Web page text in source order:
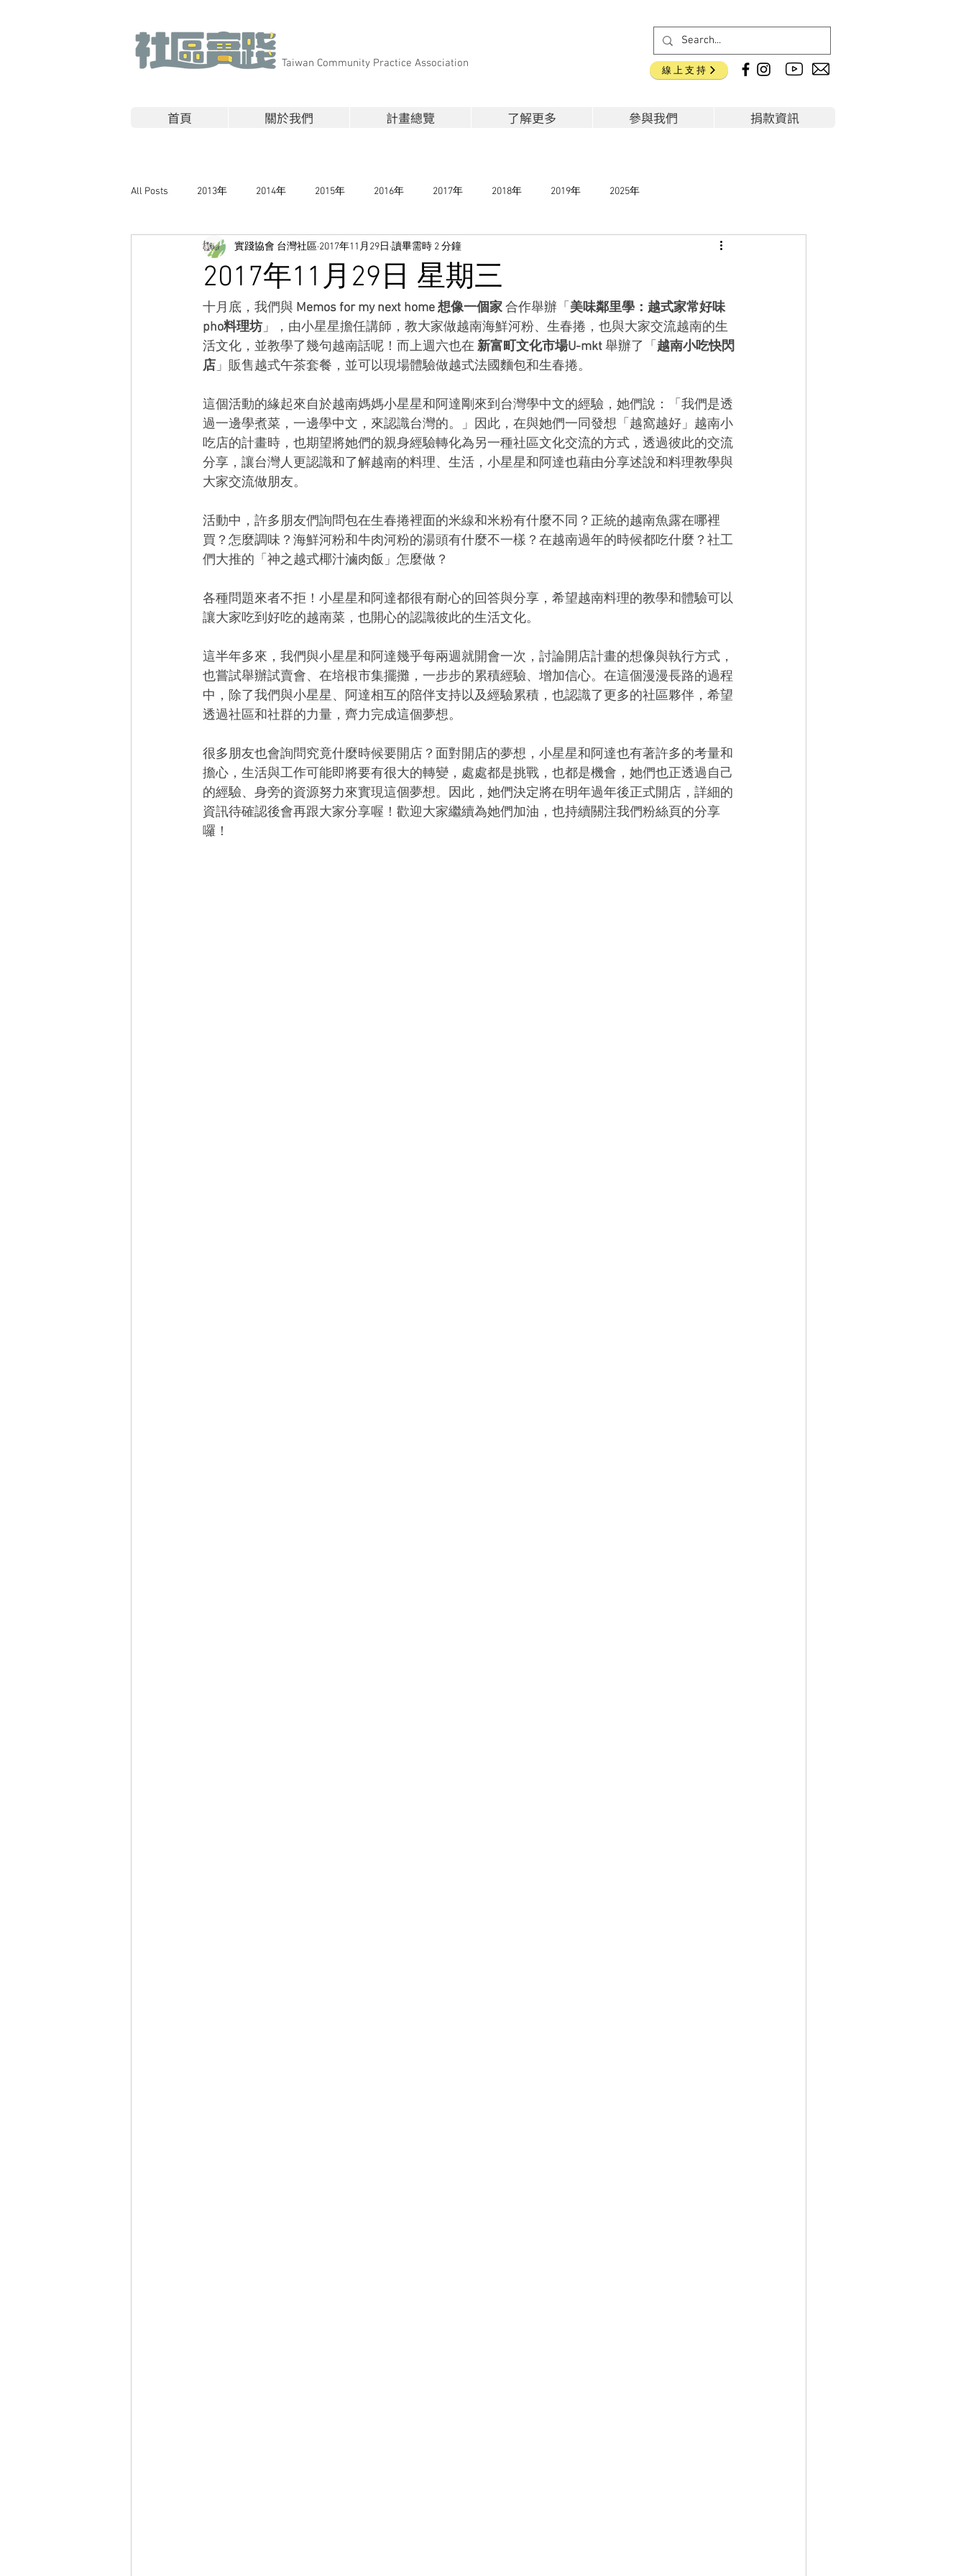
​Taiwan Community Practice Association 線上支持
首頁 關於我們 計畫總覽 了解更多 參與我們 捐款資訊
All Posts 2013年 2014年 2015年 2016年 2017年 2018年 2019年 2025年
2017年11月29日 星期三
實踐協會 台灣社區 2017年11月29日 讀畢需時 2 分鐘
十月底，我們與 Memos for my next home 想像一個家 合作舉辦「 美味鄰里學：越式家常好味
pho料理坊 」，由小星星擔任講師，教大家做越南海鮮河粉、生春捲，也與大家交流越南的生
活文化，並教學了幾句越南話呢！而上週六也在 新富町文化市場U-mkt 舉辦了「 越南小吃快閃
店 」販售越式午茶套餐，並可以現場體驗做越式法國麵包和生春捲。
這個活動的緣起來自於越南媽媽小星星和阿達剛來到台灣學中文的經驗，她們說：「我們是透
過一邊學煮菜，一邊學中文，來認識台灣的。」因此，在與她們一同發想「越窩越好」越南小
吃店的計畫時，也期望將她們的親身經驗轉化為另一種社區文化交流的方式，透過彼此的交流
分享，讓台灣人更認識和了解越南的料理、生活，小星星和阿達也藉由分享述說和料理教學與
大家交流做朋友。
活動中，許多朋友們詢問包在生春捲裡面的米線和米粉有什麼不同？正統的越南魚露在哪裡
買？怎麼調味？海鮮河粉和牛肉河粉的湯頭有什麼不一樣？在越南過年的時候都吃什麼？社工
們大推的「神之越式椰汁滷肉飯」怎麼做？
各種問題來者不拒！小星星和阿達都很有耐心的回答與分享，希望越南料理的教學和體驗可以
讓大家吃到好吃的越南菜，也開心的認識彼此的生活文化。
這半年多來，我們與小星星和阿達幾乎每兩週就開會一次，討論開店計畫的想像與執行方式，
也嘗試舉辦試賣會、在培根市集擺攤，一步步的累積經驗、增加信心。在這個漫漫長路的過程
中，除了我們與小星星、阿達相互的陪伴支持以及經驗累積，也認識了更多的社區夥伴，希望
透過社區和社群的力量，齊力完成這個夢想。
很多朋友也會詢問究竟什麼時候要開店？面對開店的夢想，小星星和阿達也有著許多的考量和
擔心，生活與工作可能即將要有很大的轉變，處處都是挑戰，也都是機會，她們也正透過自己
的經驗、身旁的資源努力來實現這個夢想。因此，她們決定將在明年過年後正式開店，詳細的
資訊待確認後會再跟大家分享喔！歡迎大家繼續為她們加油，也持續關注我們粉絲頁的分享
囉！